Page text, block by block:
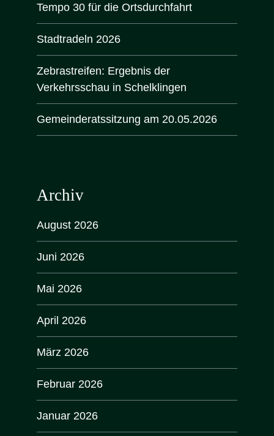
Tempo 30 für die Ortsdurchfahrt
Stadtradeln 2026
Zebrastreifen: Ergebnis der
Verkehrsschau in Schelklingen
Gemeinderatssitzung am 20.05.2026
Archiv
August 2026
Juni 2026
Mai 2026
April 2026
März 2026
Februar 2026
Januar 2026